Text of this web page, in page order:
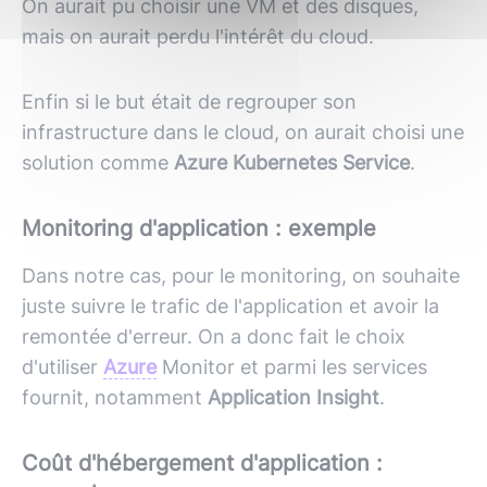
On aurait pu choisir une VM et des disques,
mais on aurait perdu l'intérêt du cloud.
Enfin si le but était de regrouper son
infrastructure dans le cloud, on aurait choisi une
solution comme Azure Kubernetes Service.
Monitoring d'application : exemple
Dans notre cas, pour le monitoring, on souhaite
juste suivre le trafic de l'application et avoir la
remontée d'erreur. On a donc fait le choix
d'utiliser AzureMonitor et parmi les services
fournit, notamment Application Insight.
Coût d'hébergement d'application :